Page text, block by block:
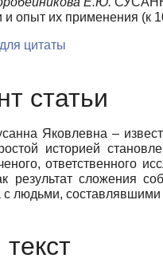
и опыт их применения (к
цитаты
статьи
Яковлевна –
историей
ответственного
результат сложения
с людьми, составлявшими